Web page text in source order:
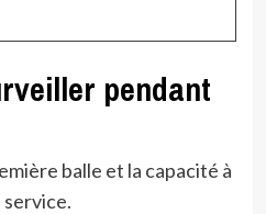
pendant
balle et la capacité à